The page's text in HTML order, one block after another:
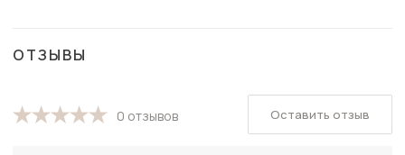
ОТЗЫВЫ
0 отзывов Оставить отзыв